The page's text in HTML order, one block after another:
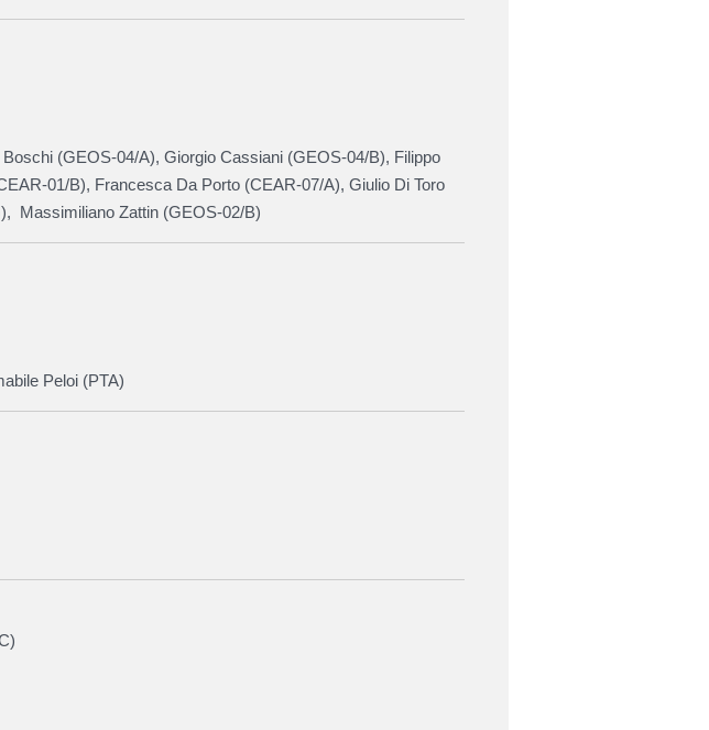
Boschi (GEOS-04/A), Giorgio Cassiani (GEOS-04/B), Filippo
01/B), Francesca Da Porto (CEAR-07/A), Giulio Di Toro
), Massimiliano Zattin (GEOS-02/B)
Peloi (PTA)
)